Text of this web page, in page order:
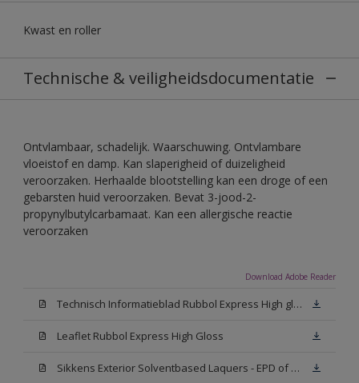
Kwast en roller
Technische & veiligheidsdocumentatie
Ontvlambaar, schadelijk. Waarschuwing. Ontvlambare
vloeistof en damp. Kan slaperigheid of duizeligheid
veroorzaken. Herhaalde blootstelling kan een droge of een
gebarsten huid veroorzaken. Bevat 3-jood-2-
propynylbutylcarbamaat. Kan een allergische reactie
veroorzaken
Download Adobe Reader
Technisch Informatieblad Rubbol Express High gloss (New Livery) (PDF)
Leaflet Rubbol Express High Gloss
Sikkens Exterior Solventbased Laquers - EPD of Milieuproductverklaring